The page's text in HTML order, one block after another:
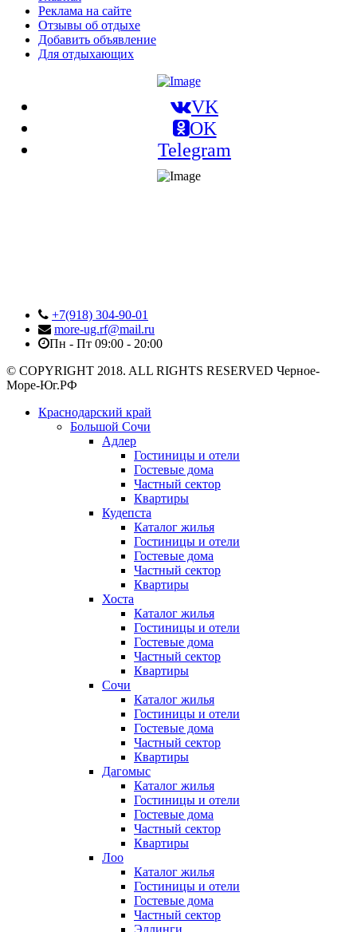
Реклама на сайте
Отзывы об отдыхе
Добавить объявление
Для отдыхающих
VK
OK
Telegram
+7(918) 304-90-01
more-ug.rf@mail.ru
Пн - Пт 09:00 - 20:00
© COPYRIGHT 2018. ALL RIGHTS RESERVED Черное-
Море-Юг.РФ
Краснодарский край
Большой Сочи
Адлер
Гостиницы и отели
Гостевые дома
Частный сектор
Квартиры
Кудепста
Каталог жилья
Гостиницы и отели
Гостевые дома
Частный сектор
Квартиры
Хоста
Каталог жилья
Гостиницы и отели
Гостевые дома
Частный сектор
Квартиры
Сочи
Каталог жилья
Гостиницы и отели
Гостевые дома
Частный сектор
Квартиры
Дагомыс
Каталог жилья
Гостиницы и отели
Гостевые дома
Частный сектор
Квартиры
Лоо
Каталог жилья
Гостиницы и отели
Гостевые дома
Частный сектор